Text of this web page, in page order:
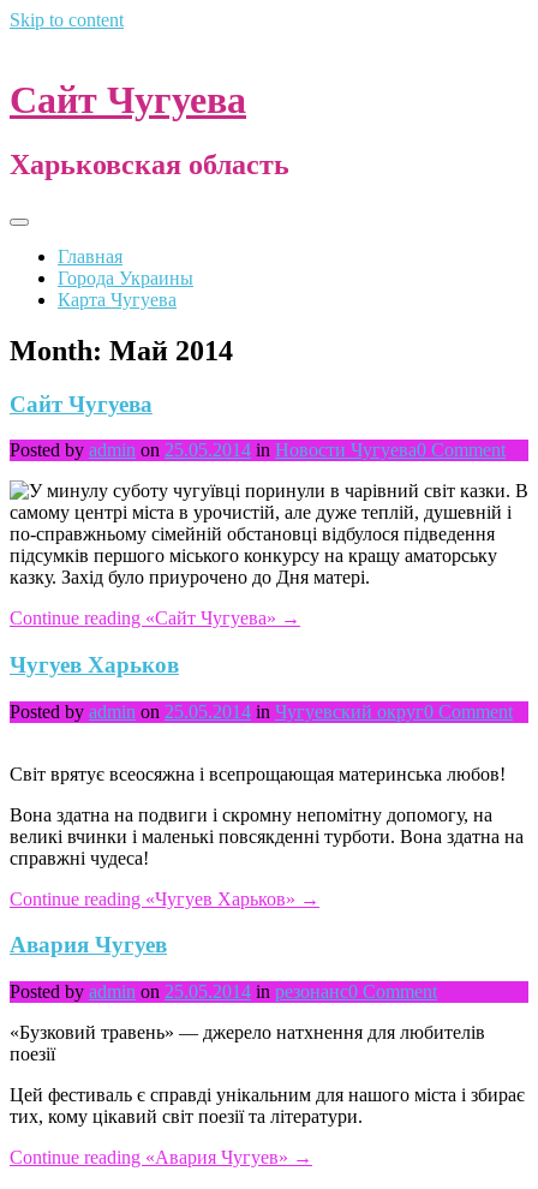
Skip to content
Сайт Чугуева
Харьковская область
Главная
Города Украины
Карта Чугуева
Month: Май 2014
Сайт Чугуева
Posted by admin on 25.05.2014 in Новости Чугуева0 Comment
У минулу суботу чугуївці поринули в чарівний світ казки. В
самому центрі міста в урочистій, але дуже теплій, душевній і
по-справжньому сімейній обстановці відбулося підведення
підсумків першого міського конкурсу на кращу аматорську
казку. Захід було приурочено до Дня матері.
Continue reading «Сайт Чугуева» →
Чугуев Харьков
Posted by admin on 25.05.2014 in Чугуевский округ0 Comment
Світ врятує всеосяжна і всепрощающая материнська любов!
Вона здатна на подвиги і скромну непомітну допомогу, на
великі вчинки і маленькі повсякденні турботи. Вона здатна на
справжні чудеса!
Continue reading «Чугуев Харьков» →
Авария Чугуев
Posted by admin on 25.05.2014 in резонанс0 Comment
«Бузковий травень» — джерело натхнення для любителів
поезії
Цей фестиваль є справді унікальним для нашого міста і збирає
тих, кому цікавий світ поезії та літератури.
Continue reading «Авария Чугуев» →